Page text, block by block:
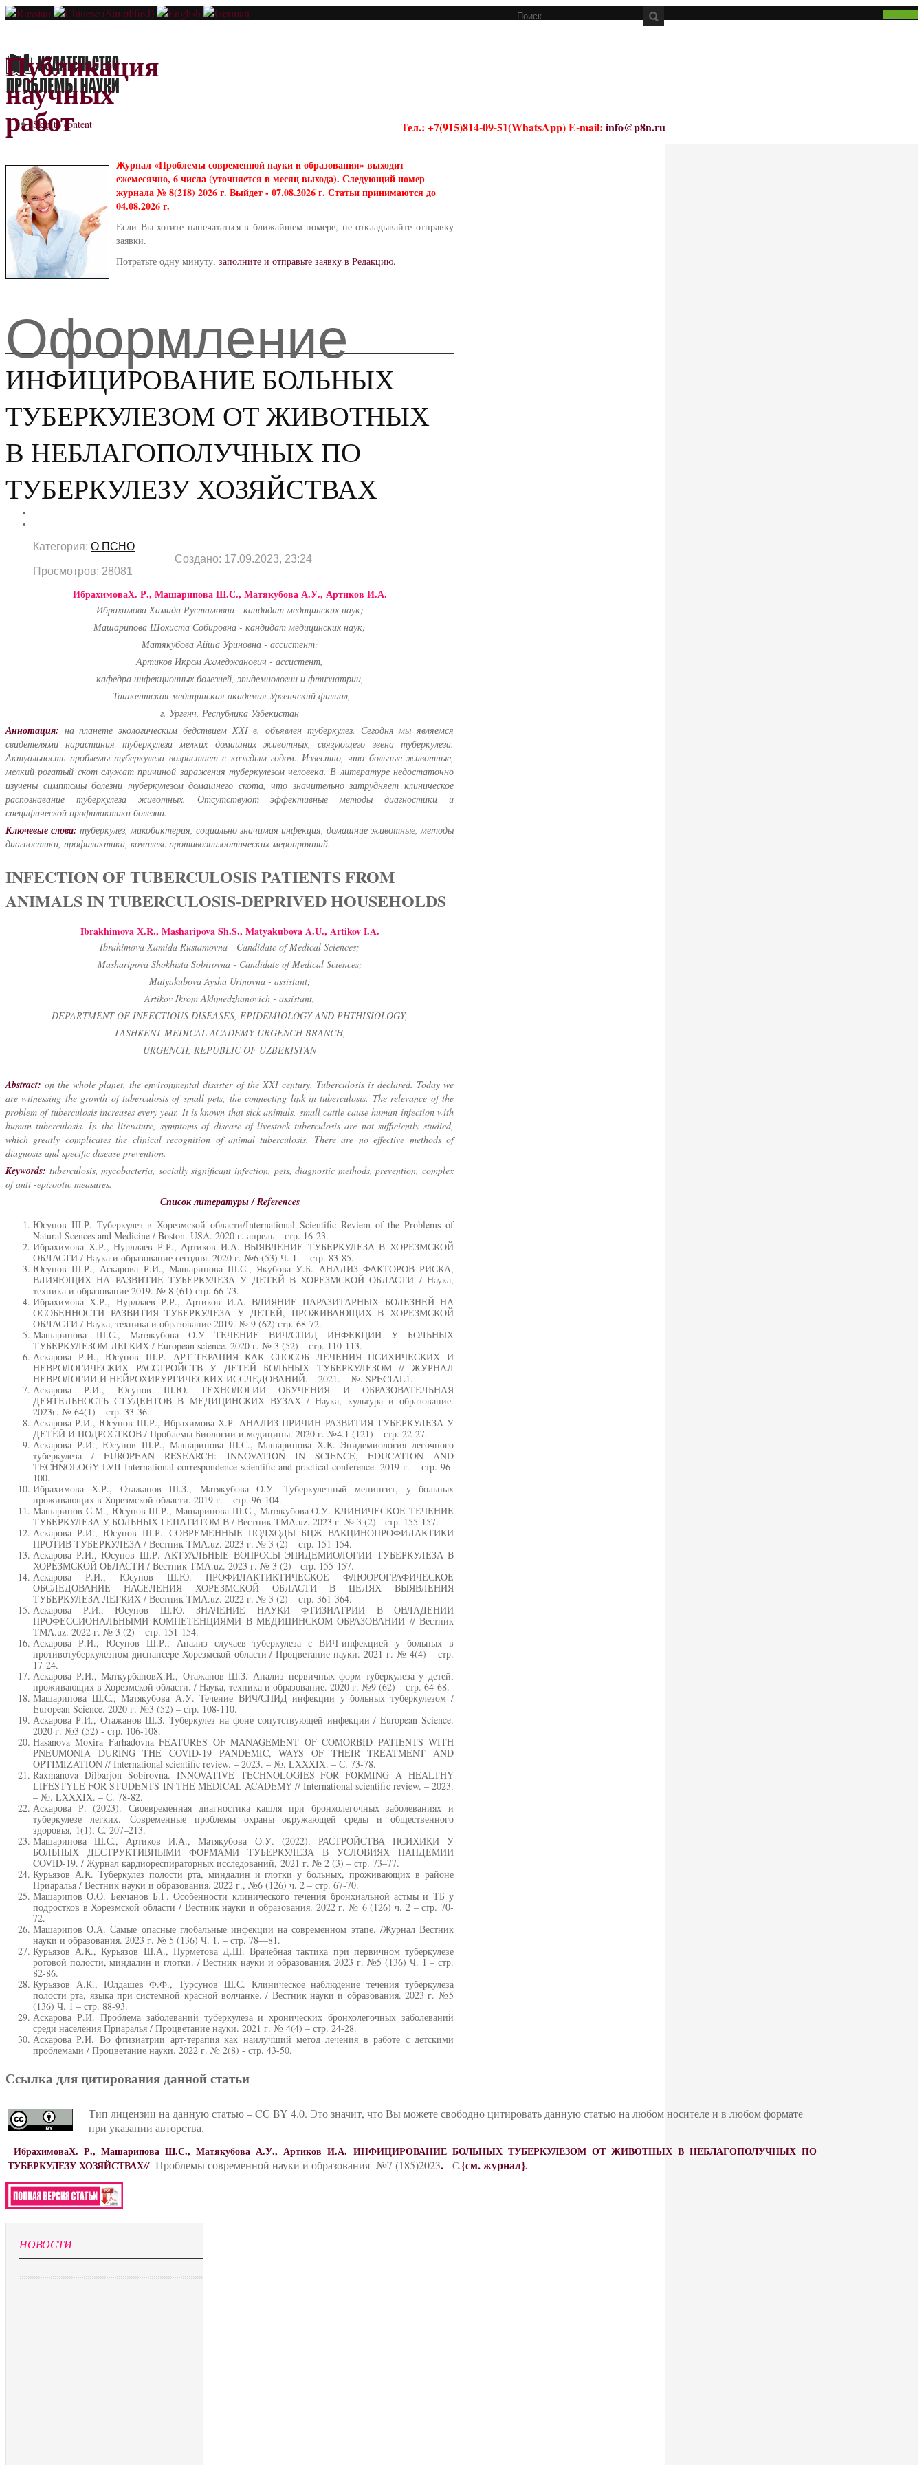
Публикация
научных
работ Тел.: +7(915)814-09-51(WhatsApp) E-mail: info@p8n.ru
Skip to content
Журнал «Проблемы современной науки и образования» выходит
ежемесячно, 6 числа (уточняется в месяц выхода). Следующий номер
журнала № 8(218) 2026 г. Выйдет - 07.08.2026 г. Статьи принимаются до
04.08.2026 г.
Если Вы хотите напечататься в ближайшем номере, не откладывайте отправку
заявки.
Потратьте одну минуту, заполните и отправьте заявку в Редакцию.
Оформление
ИНФИЦИРОВАНИЕ БОЛЬНЫХ
ТУБЕРКУЛЕЗОМ ОТ ЖИВОТНЫХ
В НЕБЛАГОПОЛУЧНЫХ ПО
ТУБЕРКУЛЕЗУ ХОЗЯЙСТВАХ
Категория: О ПСНО
Создано: 17.09.2023, 23:24
Просмотров: 28081
ИбрахимоваХ. Р., Машарипова Ш.С., Матякубова А.У., Артиков И.А.
Ибрахимова Хамида Рустамовна - кандидат медицинских наук;
Машарипова Шохиста Собировна - кандидат медицинских наук;
Матякубова Айша Уриновна - ассистент;
Артиков Икром Ахмеджанович - ассистент,
кафедра инфекционных болезней, эпидемиологии и фтизиатрии,
Ташкентская медицинская академия Ургенчский филиал,
г. Ургенч, Республика Узбекистан
Аннотация: на планете экологическим бедствием XХI в. объявлен туберкулез. Сегодня мы являемся
свидетелями нарастания туберкулеза мелких домашних животных, связующего звена туберкулеза.
Актуальность проблемы туберкулеза возрастает с каждым годом. Известно, что больные животные,
мелкий рогатый скот служат причиной заражения туберкулезом человека. В литературе недостаточно
изучены симптомы болезни туберкулезом домашнего скота, что значительно затрудняет клиническое
распознавание туберкулеза животных. Отсутствуют эффективные методы диагностики и
специфической профилактики болезни.
Ключевые слова: туберкулез, микобактерия, социально значимая инфекция, домашние животные, методы
диагностики, профилактика, комплекс противоэпизоотических мероприятий.
INFECTION OF TUBERCULOSIS PATIENTS FROM
ANIMALS IN TUBERCULOSIS-DEPRIVED HOUSEHOLDS
Ibrakhimova Х.R., Masharipova Sh.S., Matyakubova A.U., Artikov I.A.
Ibrahimova Хamida Rustamovna - Candidate of Medical Sciences;
Masharipova Shokhista Sobirovna - Candidate of Medical Sciences;
Matyakubova Aysha Urinovna - assistant;
Artikov Ikrom Akhmedzhanovich - assistant,
DEPARTMENT OF INFECTIOUS DISEASES, EPIDEMIOLOGY AND PHTHISIOLOGY,
TASHKENT MEDICAL ACADEMY URGENCH BRANCH,
URGENCH, REPUBLIC OF UZBEKISTAN
Abstract:on the whole planet, the environmental disaster of the XXI century. Tuberculosis is declared. Today we
are witnessing the growth of tuberculosis of small pets, the connecting link in tuberculosis. The relevance of the
problem of tuberculosis increases every year. It is known that sick animals, small cattle cause human infection with
human tuberculosis. In the literature, symptoms of disease of livestock tuberculosis are not sufficiently studied,
which greatly complicates the clinical recognition of animal tuberculosis. There are no effective methods of
diagnosis and specific disease prevention.
Keywords: tuberculosis, mycobacteria, socially significant infection, pets, diagnostic methods, prevention, complex
of anti -epizootic measures.
Список литературы / References
Юсупов Ш.Р. Туберкулез в Хорезмской области/International Scientific Reviem of the Problems of
Natural Scences and Medicine / Boston. USA. 2020 г. апрель – стр. 16-23.
Ибрахимова Х.Р., Нурллаев Р.Р., Артиков И.А. ВЫЯВЛЕНИЕ ТУБЕРКУЛЕЗА В ХОРЕЗМСКОЙ
ОБЛАСТИ / Наука и образование сегодня. 2020 г. №6 (53) Ч. 1. – стр. 83-85.
Юсупов Ш.Р., Аскарова Р.И., Машарипова Ш.С., Якубова У.Б. АНАЛИЗ ФАКТОРОВ РИСКА,
ВЛИЯЮЩИХ НА РАЗВИТИЕ ТУБЕРКУЛЕЗА У ДЕТЕЙ В ХОРЕЗМСКОЙ ОБЛАСТИ / Наука,
техника и образование 2019. № 8 (61) стр. 66-73.
Ибрахимова Х.Р., Нурллаев Р.Р., Артиков И.А. ВЛИЯНИЕ ПАРАЗИТАРНЫХ БОЛЕЗНЕЙ НА
ОСОБЕННОСТИ РАЗВИТИЯ ТУБЕРКУЛЕЗА У ДЕТЕЙ, ПРОЖИВАЮЩИХ В ХОРЕЗМСКОЙ
ОБЛАСТИ / Наука, техника и образование 2019. № 9 (62) стр. 68-72.
Машарипова Ш.С., Матякубова О.У ТЕЧЕНИЕ ВИЧ/СПИД ИНФЕКЦИИ У БОЛЬНЫХ
ТУБЕРКУЛЕЗОМ ЛЕГКИХ / European science. 2020 г. № 3 (52) – стр. 110-113.
Аскарова Р.И., Юсупов Ш.Р. АРТ-ТЕРАПИЯ КАК СПОСОБ ЛЕЧЕНИЯ ПСИХИЧЕСКИХ И
НЕВРОЛОГИЧЕСКИХ РАССТРОЙСТВ У ДЕТЕЙ БОЛЬНЫХ ТУБЕРКУЛЕЗОМ // ЖУРНАЛ
НЕВРОЛОГИИ И НЕЙРОХИРУРГИЧЕСКИХ ИССЛЕДОВАНИЙ. – 2021. – №. SPECIAL1.
Аскарова Р.И., Юсупов Ш.Ю. ТЕХНОЛОГИИ ОБУЧЕНИЯ И ОБРАЗОВАТЕЛЬНАЯ
ДЕЯТЕЛЬНОСТЬ СТУДЕНТОВ В МЕДИЦИНСКИХ ВУЗАХ / Наука, культура и образование.
2023г. № 64(1) – стр. 33-36.
Аскарова Р.И., Юсупов Ш.Р., Ибрахимова Х.Р. АНАЛИЗ ПРИЧИН РАЗВИТИЯ ТУБЕРКУЛЕЗА У
ДЕТЕЙ И ПОДРОСТКОВ / Проблемы Биологии и медицины. 2020 г. №4.1 (121) – стр. 22-27.
Аскарова Р.И., Юсупов Ш.Р., Машарипова Ш.С., Машарипова Х.К. Эпидемиология легочного
туберкулеза / EUROPEAN RESEARCH: INNOVATION IN SCIENCE, EDUCATION AND
TECHNOLOGY LVII International correspondence scientific and practical conference. 2019 г. – стр. 96-
100.
Ибрахимова Х.Р., Отажанов Ш.З., Матякубова О.У. Туберкулезный менингит, у больных
проживающих в Хорезмской области. 2019 г. – стр. 96-104.
Машарипов С.М., Юсупов Ш.Р., Машарипова Ш.С., Матякубова О.У. КЛИНИЧЕСКОЕ ТЕЧЕНИЕ
ТУБЕРКУЛЕЗА У БОЛЬНЫХ ГЕПАТИТОМ В / Вестник ТМА.uz. 2023 г. № 3 (2) - стр. 155-157.
Аскарова Р.И., Юсупов Ш.Р. СОВРЕМЕННЫЕ ПОДХОДЫ БЦЖ ВАКЦИНОПРОФИЛАКТИКИ
ПРОТИВ ТУБЕРКУЛЕЗА / Вестник ТМА.uz. 2023 г. № 3 (2) – стр. 151-154.
Аскарова Р.И., Юсупов Ш.Р. АКТУАЛЬНЫЕ ВОПРОСЫ ЭПИДЕМИОЛОГИИ ТУБЕРКУЛЕЗА В
ХОРЕЗМСКОЙ ОБЛАСТИ / Вестник ТМА.uz. 2023 г. № 3 (2) - стр. 155-157.
Аскарова Р.И., Юсупов Ш.Ю. ПРОФИЛАКТИКТИЧЕСКОЕ ФЛЮОРОГРАФИЧЕСКОЕ
ОБСЛЕДОВАНИЕ НАСЕЛЕНИЯ ХОРЕЗМСКОЙ ОБЛАСТИ В ЦЕЛЯХ ВЫЯВЛЕНИЯ
ТУБЕРКУЛЕЗА ЛЕГКИХ / Вестник ТМА.uz. 2022 г. № 3 (2) – стр. 361-364.
Аскарова Р.И., Юсупов Ш.Ю. ЗНАЧЕНИЕ НАУКИ ФТИЗИАТРИИ В ОВЛАДЕНИИ
ПРОФЕССИОНАЛЬНЫМИ КОМПЕТЕНЦИЯМИ В МЕДИЦИНСКОМ ОБРАЗОВАНИИ // Вестник
ТМА.uz. 2022 г. № 3 (2) – стр. 151-154.
Аскарова Р.И., Юсупов Ш.Р., Анализ случаев туберкулеза с ВИЧ-инфекцией у больных в
противотуберкулезном диспансере Хорезмской области / Процветание науки. 2021 г. № 4(4) – стр.
17-24.
Аскарова Р.И., МаткурбановХ.И., Отажанов Ш.З. Анализ первичных форм туберкулеза у детей,
проживающих в Хорезмской области. / Наука, техника и образование. 2020 г. №9 (62) – стр. 64-68.
Машарипова Ш.С., Матякубова А.У. Течение ВИЧ/СПИД инфекции у больных туберкулезом /
European Science. 2020 г. №3 (52) – стр. 108-110.
Аскарова Р.И., Отажанов Ш.З. Туберкулез на фоне сопутствующей инфекции / European Science.
2020 г. №3 (52) - стр. 106-108.
Hasanova Moxira Farhadovna FEATURES OF MANAGEMENT OF COMORBID PATIENTS WITH
PNEUMONIA DURING THE COVID-19 PANDEMIC, WAYS OF THEIR TREATMENT AND
OPTIMIZATION // International scientific review. – 2023. – №. LXXXIX. – С. 73-78.
Raxmanova Dilbarjon Sobirovna. INNOVATIVE TECHNOLOGIES FOR FORMING A HEALTHY
LIFESTYLE FOR STUDENTS IN THE MEDICAL ACADEMY // International scientific review. – 2023.
– №. LXXXIX. – С. 78-82.
Аскарова Р. (2023). Своевременная диагностика кашля при бронхолегочных заболеваниях и
туберкулезе легких. Современные проблемы охраны окружающей среды и общественного
здоровья, 1(1), С. 207–213.
Машарипова Ш.С., Артиков И.А., Матякубова О.У. (2022). РАСТРОЙСТВА ПСИХИКИ У
БОЛЬНЫХ ДЕСТРУКТИВНЫМИ ФОРМАМИ ТУБЕРКУЛЕЗА В УСЛОВИЯХ ПАНДЕМИИ
COVID-19. / Журнал кардиореспираторных исследований, 2021 г. № 2 (3) – стр. 73–77.
Курьязов А.К. Туберкулез полости рта, миндалин и глотки у больных, проживающих в районе
Приаралья / Вестник науки и образования. 2022 г., №6 (126) ч. 2 – стр. 67-70.
Машарипов О.О. Бекчанов Б.Г. Особенности клинического течения бронхиальной астмы и ТБ у
подростков в Хорезмской области / Вестник науки и образования. 2022 г. № 6 (126) ч. 2 – стр. 70-
72.
Машарипов О.А. Самые опасные глобальные инфекции на современном этапе. /Журнал Вестник
науки и образования. 2023 г. № 5 (136) Ч. 1. – стр. 78—81.
Курьязов А.К., Курьязов Ш.А., Нурметова Д.Ш. Врачебная тактика при первичном туберкулезе
ротовой полости, миндалин и глотки. / Вестник науки и образования. 2023 г. №5 (136) Ч. 1 – стр.
82-86.
Курьязов А.К., Юлдашев Ф.Ф., Турсунов Ш.С. Клиническое наблюдение течения туберкулеза
полости рта, языка при системной красной волчанке. / Вестник науки и образования. 2023 г. №5
(136) Ч. 1 – стр. 88-93.
Аскарова Р.И. Проблема заболеваний туберкулеза и хронических бронхолегочных заболеваний
среди населения Приаралья / Процветание науки. 2021 г. № 4(4) – стр. 24-28.
Аскарова Р.И. Во фтизиатрии арт-терапия как наилучший метод лечения в работе с детскими
проблемами / Процветание науки. 2022 г. № 2(8) - стр. 43-50.
Ссылка для цитирования данной статьи
Тип лицензии на данную статью – CC BY 4.0. Это значит, что Вы можете свободно цитировать данную статью на любом носителе и в любом формате
при указании авторства.
ИбрахимоваХ. Р., Машарипова Ш.С., Матякубова А.У., Артиков И.А. ИНФИЦИРОВАНИЕ БОЛЬНЫХ ТУБЕРКУЛЕЗОМ ОТ ЖИВОТНЫХ В НЕБЛАГОПОЛУЧНЫХ ПО
ТУБЕРКУЛЕЗУ ХОЗЯЙСТВАХ// Проблемы современной науки и образования №7 (185)2023. - С.{см. журнал}.
НОВОСТИ